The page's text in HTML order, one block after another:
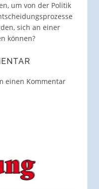
um von der Politik
sich an einer
können?
einen Kommentar